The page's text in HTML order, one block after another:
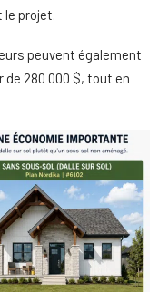
le projet.
peuvent également
280 000 $, tout en